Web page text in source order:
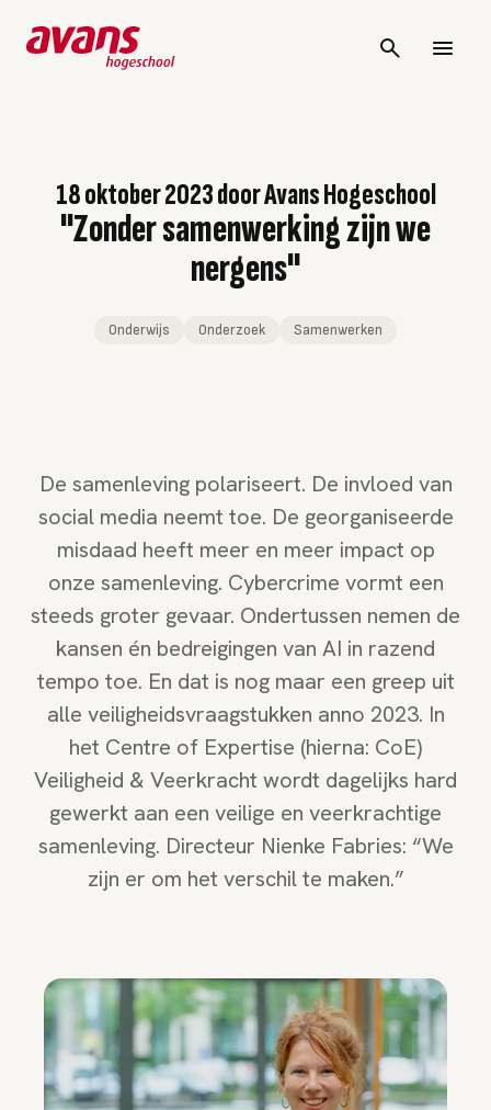
18 oktober 2023doorAvans Hogeschool
"Zonder samenwerking zijn we
nergens"
Onderwijs Onderzoek Samenwerken
De samenleving polariseert. De invloed van
social media neemt toe. De georganiseerde
misdaad heeft meer en meer impact op
onze samenleving. Cybercrime vormt een
steeds groter gevaar. Ondertussen nemen de
kansen én bedreigingen van AI in razend
tempo toe. En dat is nog maar een greep uit
alle veiligheidsvraagstukken anno 2023. In
het Centre of Expertise (hierna: CoE)
Veiligheid & Veerkracht wordt dagelijks hard
gewerkt aan een veilige en veerkrachtige
samenleving. Directeur Nienke Fabries: “We
zijn er om het verschil te maken.”